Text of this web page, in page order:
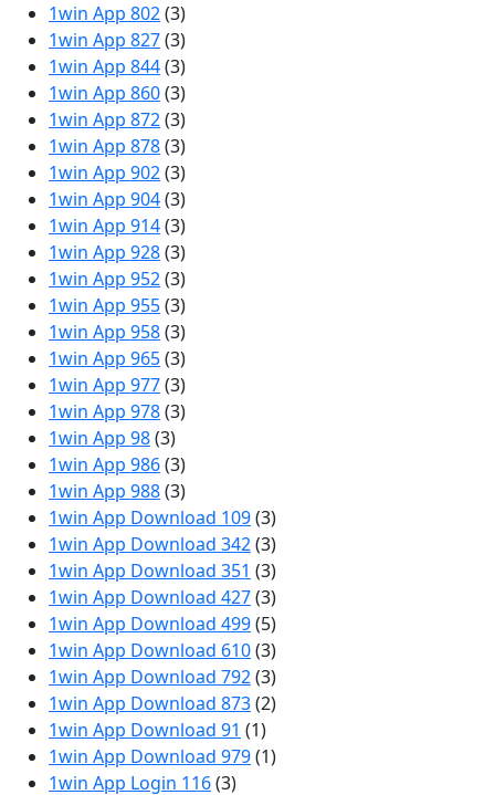
1win App 802(3)
1win App 827(3)
1win App 844(3)
1win App 860(3)
1win App 872(3)
1win App 878(3)
1win App 902(3)
1win App 904(3)
1win App 914(3)
1win App 928(3)
1win App 952(3)
1win App 955(3)
1win App 958(3)
1win App 965(3)
1win App 977(3)
1win App 978(3)
1win App 98(3)
1win App 986(3)
1win App 988(3)
1win App Download 109(3)
1win App Download 342(3)
1win App Download 351 (3)
1win App Download 427(3)
1win App Download 499(5)
1win App Download 610(3)
1win App Download 792(3)
1win App Download 873(2)
1win App Download 91 (1)
1win App Download 979(1)
1win App Login 116(3)